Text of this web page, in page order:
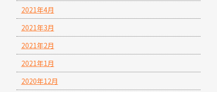
2021年4月
2021年3月
2021年2月
2021年1月
2020年12月